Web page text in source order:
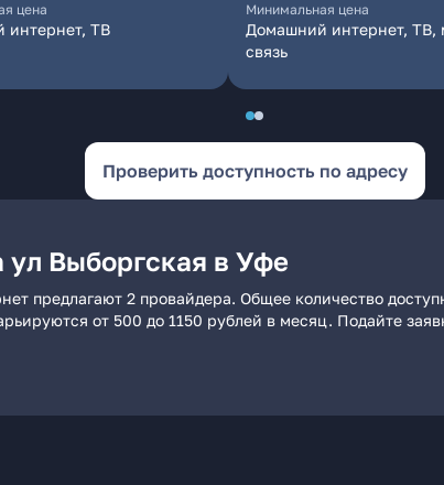
цена
интернет, ТВ
Минимальная цена
Домашний интернет, ТВ,
связь
Проверить доступность по адресу
ул Выборгская в Уфе
предлагают 2 провайдера. Общее количество
от 500 до 1150 рублей в месяц. Подайте